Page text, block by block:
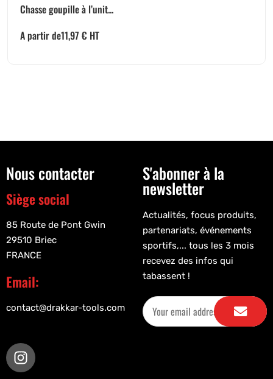
Chasse goupille à l’unit...
A partir de11,97 € HT
Nous contacter
Siège social
85 Route de Pont Gwin
29510 Briec
FRANCE
Email:
contact@drakkar-tools.com
S'abonner à la
newsletter
Actualités, focus produits,
partenariats, événements
sportifs,... tous les 3 mois
recevez des infos qui
tabassent !